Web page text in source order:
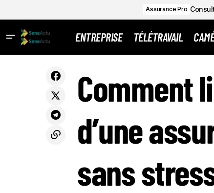
Assurance Pro
ENTREPRISE TÉLÉTRAVAIL
mon chat a éveillé une passion près de
Toulouse : son récit fascinantComment
d’une
sans